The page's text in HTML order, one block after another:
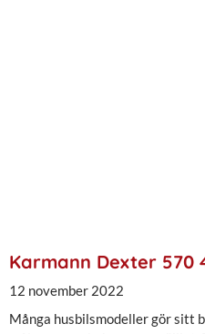
Karmann Dexter 570
12 november 2022
Många husbilsmodeller gör sitt